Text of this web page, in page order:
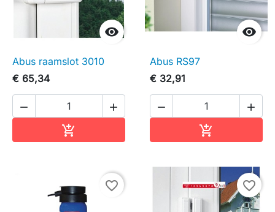

Abus raamslot 3010
€ 65,34
 


Abus RS97
€ 32,91
 

favorite_border favorite_border